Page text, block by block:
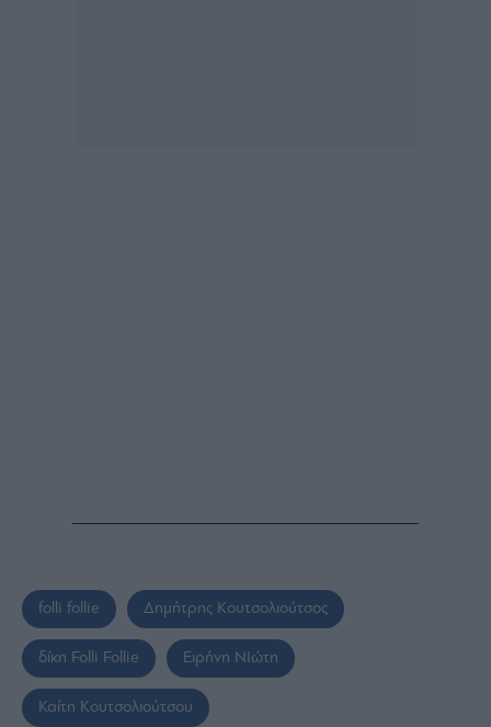
folli follie Δημήτρης Κουτσολιούτσος
δίκη Folli Follie Ειρήνη ΝΙώτη
Καίτη Κουτσολιούτσου